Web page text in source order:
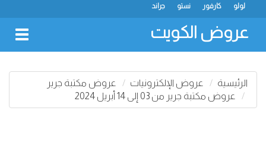
جراند نستو كارفور لولو
عروض الكويت
الرئيسية عروض الإلكترونيات
عروض مكتبة جرير
عروض مكتبة جرير من 03 إلى 14 أبريل 2024